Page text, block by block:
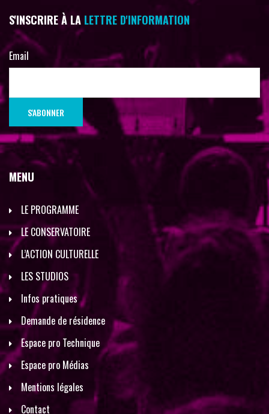
S'INSCRIRE À LA LETTRE D'INFORMATION
Email
MENU
LE PROGRAMME
LE CONSERVATOIRE
L’ACTION CULTURELLE
LES STUDIOS
Infos pratiques
Demande de résidence
Espace pro Technique
Espace pro Médias
Mentions légales
Contact